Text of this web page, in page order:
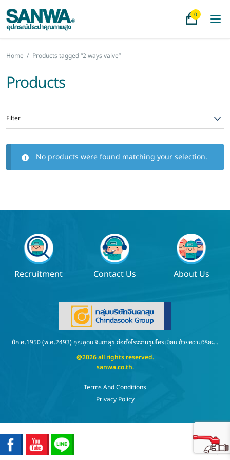
0
Home / Products tagged “2 ways valve”
Products
Filter
No products were found matching your selection.
Recruitment Contact Us About Us
ปีค.ศ.1950 (พ.ศ.2493) คุณอุดม จินดาสุข ก่อตั้งโรงงานชุปโครเมี่ยม ด้วยความวิริยะ...
@2026 all rights reserved.
sanwa.co.th.
Terms And Conditions
Privacy Policy